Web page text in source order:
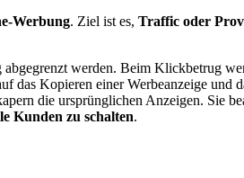
Werbung. Ziel ist es, Traffic oder
werden. Beim Klickbetrug
das Kopieren einer Werbeanzeige und
die ursprünglichen Anzeigen. Sie
Kunden zu schalten.